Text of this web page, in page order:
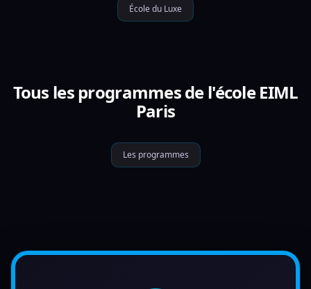
École du Luxe
Tous les programmes de l'école EIML
Paris
Les programmes